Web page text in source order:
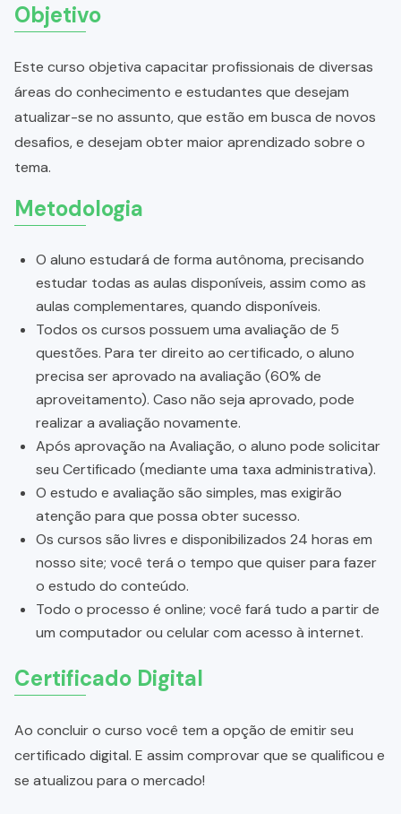
Objetivo
Este curso objetiva capacitar profissionais de diversas
áreas do conhecimento e estudantes que desejam
atualizar-se no assunto, que estão em busca de novos
desafios, e desejam obter maior aprendizado sobre o
tema.
Metodologia
O aluno estudará de forma autônoma, precisando
estudar todas as aulas disponíveis, assim como as
aulas complementares, quando disponíveis.
Todos os cursos possuem uma avaliação de 5
questões. Para ter direito ao certificado, o aluno
precisa ser aprovado na avaliação (60% de
aproveitamento). Caso não seja aprovado, pode
realizar a avaliação novamente.
Após aprovação na Avaliação, o aluno pode solicitar
seu Certificado (mediante uma taxa administrativa).
O estudo e avaliação são simples, mas exigirão
atenção para que possa obter sucesso.
Os cursos são livres e disponibilizados 24 horas em
nosso site; você terá o tempo que quiser para fazer
o estudo do conteúdo.
Todo o processo é online; você fará tudo a partir de
um computador ou celular com acesso à internet.
Certificado Digital
Ao concluir o curso você tem a opção de emitir seu
certificado digital. E assim comprovar que se qualificou e
se atualizou para o mercado!